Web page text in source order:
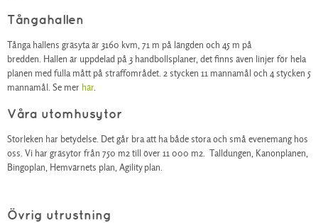
Tångahallen
Tånga hallens gräsyta är 3160 kvm, 71 m på längden och 45 m på
bredden. Hallen är uppdelad på 3 handbollsplaner, det finns även linjer för hela
planen med fulla mått på straffområdet. 2 stycken 11 mannamål och 4 stycken 5
mannamål. Se mer här.
Våra utomhusytor
Storleken har betydelse. Det går bra att ha både stora och små evenemang hos
oss. Vi har gräsytor från 750 m2 till över 11 000 m2. Talldungen, Kanonplanen,
Bingoplan, Hemvärnets plan, Agility plan.
Övrig utrustning